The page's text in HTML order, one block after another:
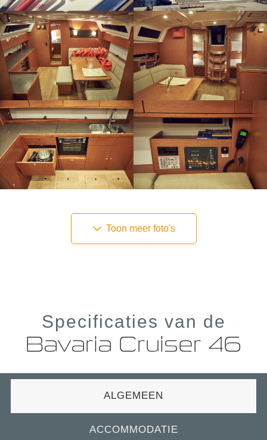
Toon meer foto's
Specificaties van de
Bavaria Cruiser 46
ALGEMEEN
ACCOMMODATIE